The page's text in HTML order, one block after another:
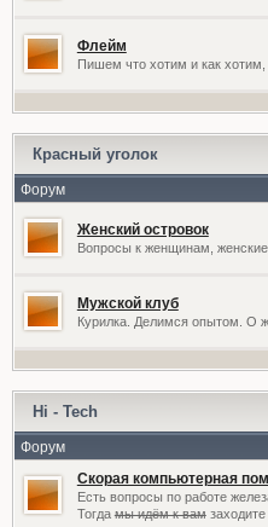
Флейм
Пишем что хотим и как
Красный уголок
Форум
Женский островок
Вопросы к женщинам,
Мужской клуб
Курилка. Делимся опытом. О
Hi - Tech
Форум
Скорая компьютерная
Есть вопросы по работе
Тогдамы идём к вам